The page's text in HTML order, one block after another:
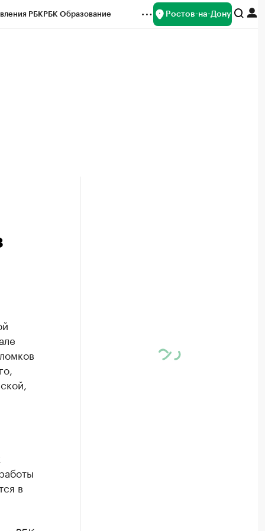
РБКРБК Образование Ростов-на-Дону
в